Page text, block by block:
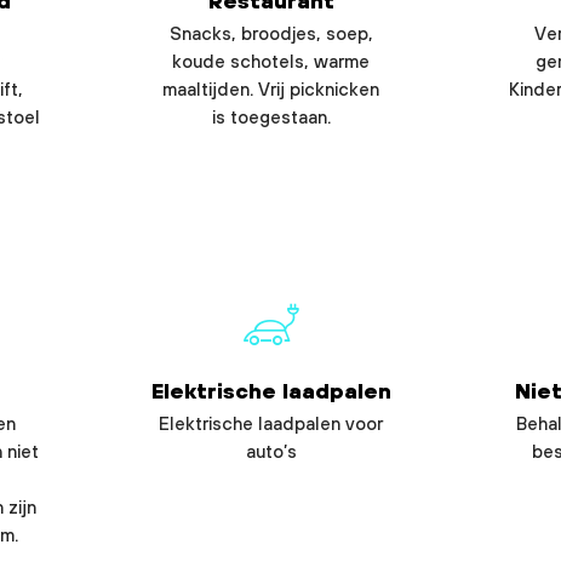
Snacks, broodjes, soep,
koude schotels, warme
maaltijden. Vrij picknicken
is toegestaan.
niet
zijn
Elektrische laadpalen
Elektrische laadpalen voor
auto’s